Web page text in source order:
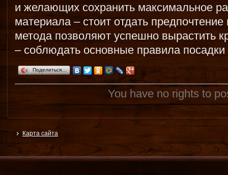
и желающих сохранить максимальное
материала – стоит отдать
метода позволяют успешно вырастить
– соблюдать основные правила посадки
Поделиться…
You have no rights to
Карта сайта